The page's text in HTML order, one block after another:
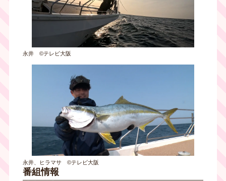
永井 ©テレビ大阪
永井、ヒラマサ ©テレビ大阪
番組情報